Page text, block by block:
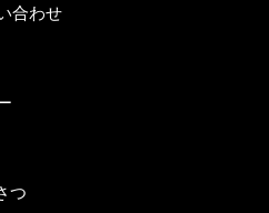
合わせ
つ